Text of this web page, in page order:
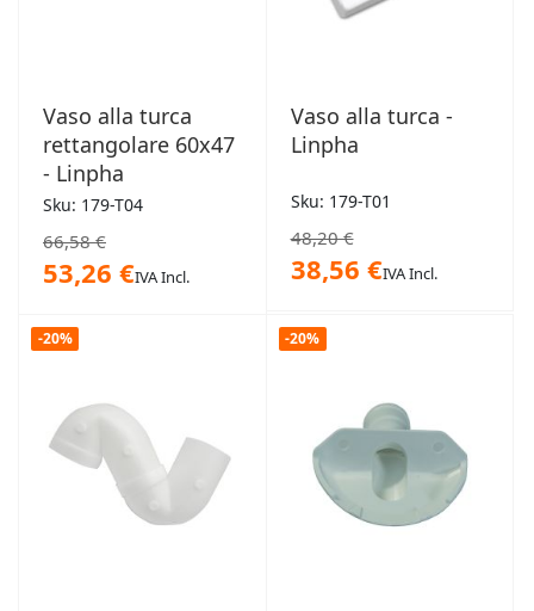
Vaso alla turca
rettangolare 60x47
- Linpha
Sku: 179-T04
66,58 €
53,26 €IVA Incl.
Vaso alla turca -
Linpha
Sku: 179-T01
48,20 €
38,56 €IVA Incl.
-20% -20%